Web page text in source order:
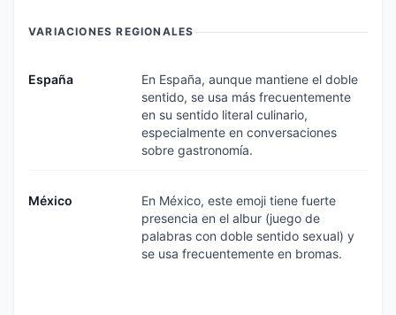
VARIACIONES REGIONALES
España
En España, aunque mantiene el doble
sentido, se usa más frecuentemente
en su sentido literal culinario,
especialmente en conversaciones
sobre gastronomía.
México
En México, este emoji tiene fuerte
presencia en el albur (juego de
palabras con doble sentido sexual) y
se usa frecuentemente en bromas.